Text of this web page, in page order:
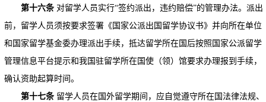
第十六条对留学人员实行“签约派出，违约赔偿”的管理办法。派出
前，留学人员须按要求签署《国家公派出国留学协议书》并向所在单位
和国家留学基金委办理派出手续，抵达留学所在国后按照国家公派留学
管理信息平台提示和我国驻留学所在国使（领）馆要求办理报到手续，
确认资助起算时间。
第十七条留学人员在国外留学期间，应自觉遵守所在国法律法规、